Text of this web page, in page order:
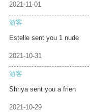
2021-11-01
游客
Estelle sent you 1 nude
2021-10-31
游客
Shriya sent you a frien
2021-10-29